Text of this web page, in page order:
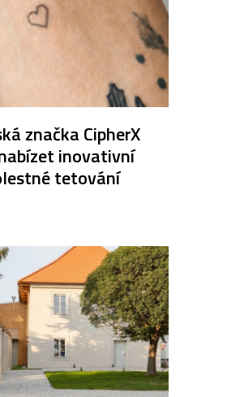
značka CipherX
inovativní
tetování